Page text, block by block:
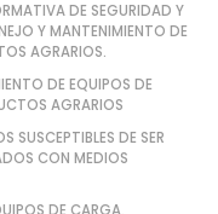
DE SEGURIDAD Y
Y MANTENIMIENTO DE
AGRARIOS.
DE EQUIPOS DE
AGRARIOS
SUSCEPTIBLES DE SER
CON MEDIOS